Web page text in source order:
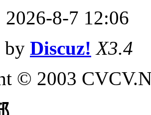
8-7 12:06
by Discuz! X3.4
© 2003